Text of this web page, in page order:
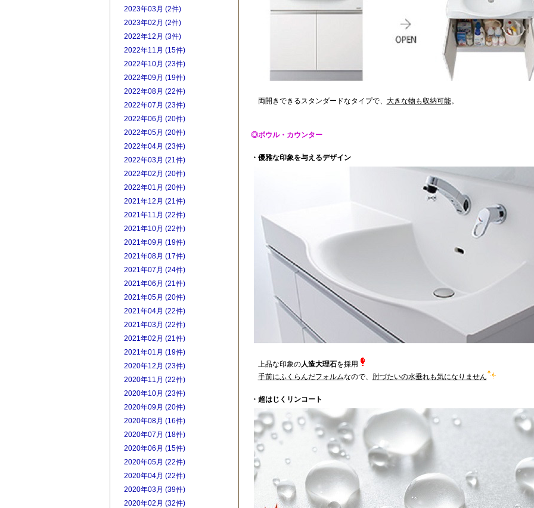
両開きできるスタンダードなタイプで、 大きな物も収納可能。
◎ボウル・カウンター
・優雅な印象を与えるデザイン
上品な印象の人造大理石を採用
手前にふくらんだフォルムなので、 肘づたいの水垂れも気になりません
・超はじくリンコート
2023年03月 (2件)
2023年02月 (2件)
2022年12月 (3件)
2022年11月 (15件)
2022年10月 (23件)
2022年09月 (19件)
2022年08月 (22件)
2022年07月 (23件)
2022年06月 (20件)
2022年05月 (20件)
2022年04月 (23件)
2022年03月 (21件)
2022年02月 (20件)
2022年01月 (20件)
2021年12月 (21件)
2021年11月 (22件)
2021年10月 (22件)
2021年09月 (19件)
2021年08月 (17件)
2021年07月 (24件)
2021年06月 (21件)
2021年05月 (20件)
2021年04月 (22件)
2021年03月 (22件)
2021年02月 (21件)
2021年01月 (19件)
2020年12月 (23件)
2020年11月 (22件)
2020年10月 (23件)
2020年09月 (20件)
2020年08月 (16件)
2020年07月 (18件)
2020年06月 (15件)
2020年05月 (22件)
2020年04月 (22件)
2020年03月 (39件)
2020年02月 (32件)